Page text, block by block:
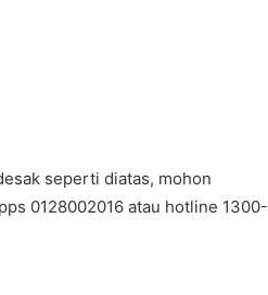
seperti diatas, mohon
0128002016 atau hotline 1300-